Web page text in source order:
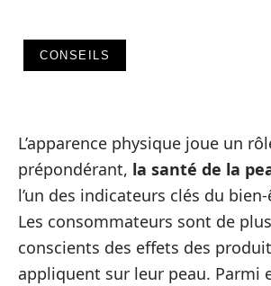
CONSEILS
L’apparence physique joue un
prépondérant, la santé de la
l’un des indicateurs clés du
Les consommateurs sont de
conscients des effets des
appliquent sur leur peau. Parmi